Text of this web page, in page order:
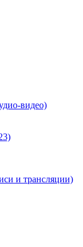
видео)
и трансляции)